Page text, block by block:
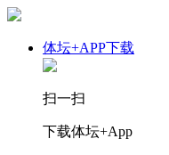
体坛+APP下载
扫一扫
下载体坛+App